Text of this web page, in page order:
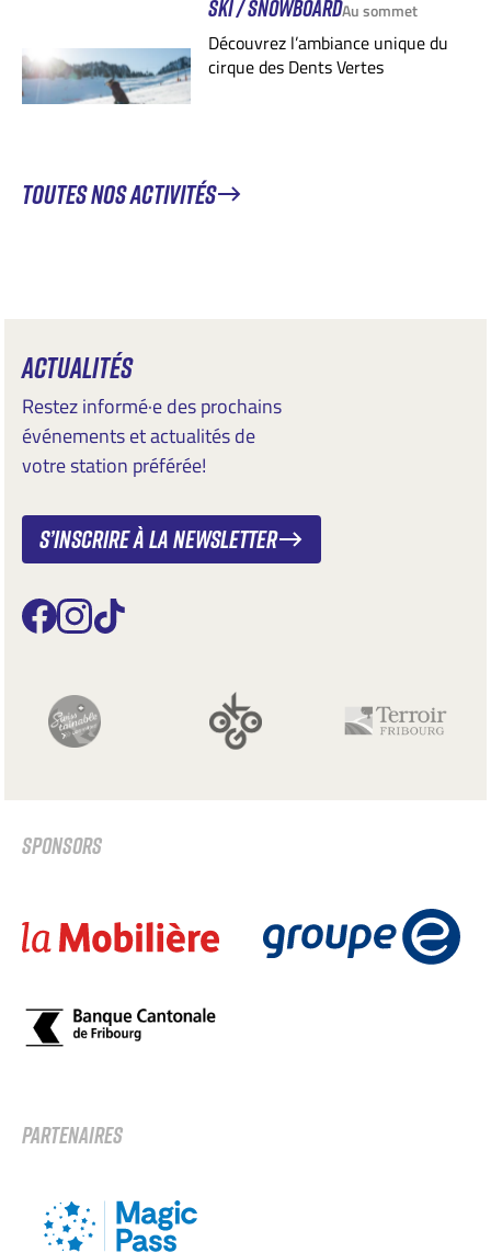
SKI / SNOWBOARDAu sommet
Découvrez l’ambiance unique du
cirque des Dents Vertes
TOUTES NOS ACTIVITÉS
ACTUALITÉS
Restez informé·e des prochains
événements et actualités de
votre station préférée!
S’inscrire à la newsletter
SPONSORS
PARTENAIRES